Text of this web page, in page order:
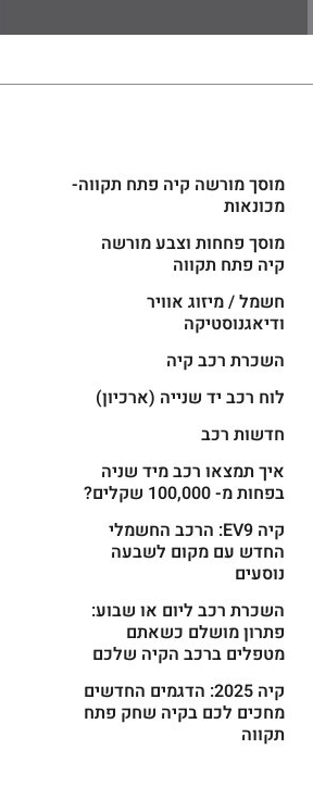
מוסך מורשה קיה פתח תקווה-
מכונאות
מוסך פחחות וצבע מורשה
קיה פתח תקווה
חשמל / מיזוג אוויר
ודיאגנוסטיקה
השכרת רכב קיה
לוח רכב יד שנייה (ארכיון)
חדשות רכב
איך תמצאו רכב מיד שניה
בפחות מ- 100,000 שקלים?
קיה EV9: הרכב החשמלי
החדש עם מקום לשבעה
נוסעים
השכרת רכב ליום או שבוע:
פתרון מושלם כשאתם
מטפלים ברכב הקיה שלכם
קיה 2025: הדגמים החדשים
מחכים לכם בקיה שחק פתח
תקווה